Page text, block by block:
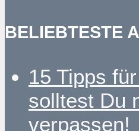
BELIEBTESTE
15 Tipps
solltest Du
verpassen!